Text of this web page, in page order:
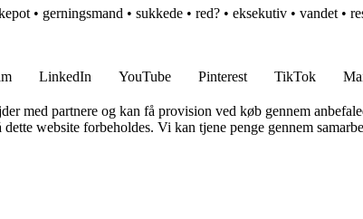
• gerningsmand • sukkede • red? • eksekutiv • vandet •
LinkedIn YouTube Pinterest TikTok
med partnere og kan få provision ved køb gennem
website forbeholdes. Vi kan tjene penge gennem